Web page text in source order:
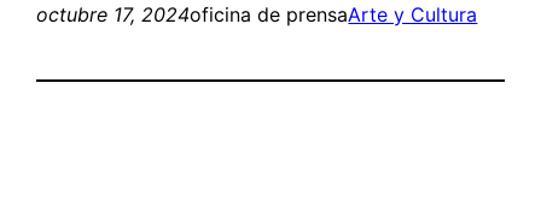
octubre 17, 2024oficina de prensaArte y Cultura